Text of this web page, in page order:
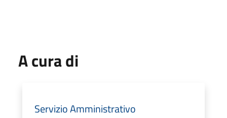
A cura di
Servizio Amministrativo